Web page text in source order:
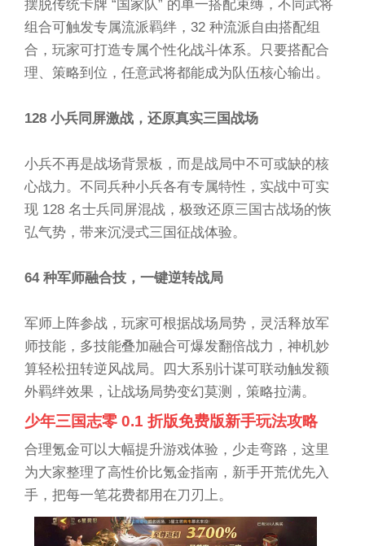
摆脱传统卡牌 “国家队” 的单一搭配束缚，不同武将
组合可触发专属流派羁绊，32 种流派自由搭配组
合，玩家可打造专属个性化战斗体系。只要搭配合
理、策略到位，任意武将都能成为队伍核心输出。
128 小兵同屏激战，还原真实三国战场
小兵不再是战场背景板，而是战局中不可或缺的核
心战力。不同兵种小兵各有专属特性，实战中可实
现 128 名士兵同屏混战，极致还原三国古战场的恢
弘气势，带来沉浸式三国征战体验。
64 种军师融合技，一键逆转战局
军师上阵参战，玩家可根据战场局势，灵活释放军
师技能，多技能叠加融合可爆发翻倍战力，神机妙
算轻松扭转逆风战局。四大系别计谋可联动触发额
外羁绊效果，让战场局势变幻莫测，策略拉满。
少年三国志零 0.1 折版免费版新手玩法攻略
合理氪金可以大幅提升游戏体验，少走弯路，这里
为大家整理了高性价比氪金指南，新手开荒优先入
手，把每一笔花费都用在刀刃上。